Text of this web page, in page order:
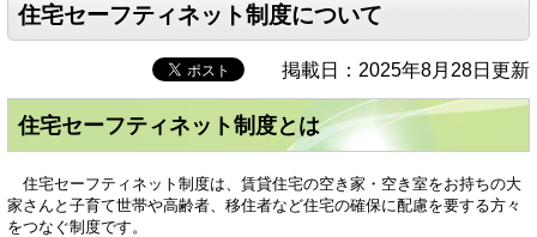
住宅セーフティネット制度について
掲載日：2025年8月28日更新
住宅セーフティネット制度とは
住宅セーフティネット制度は、賃貸住宅の空き家・空き室をお持ちの大
家さんと子育て世帯や高齢者、移住者など住宅の確保に配慮を要する方々
をつなぐ制度です。